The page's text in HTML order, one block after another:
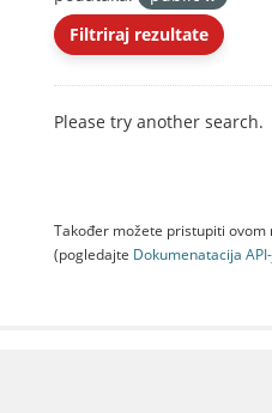
Filtriraj rezultate
Please try another search.
Također možete pristupiti ovom
(pogledajte Dokumenаtаcijа